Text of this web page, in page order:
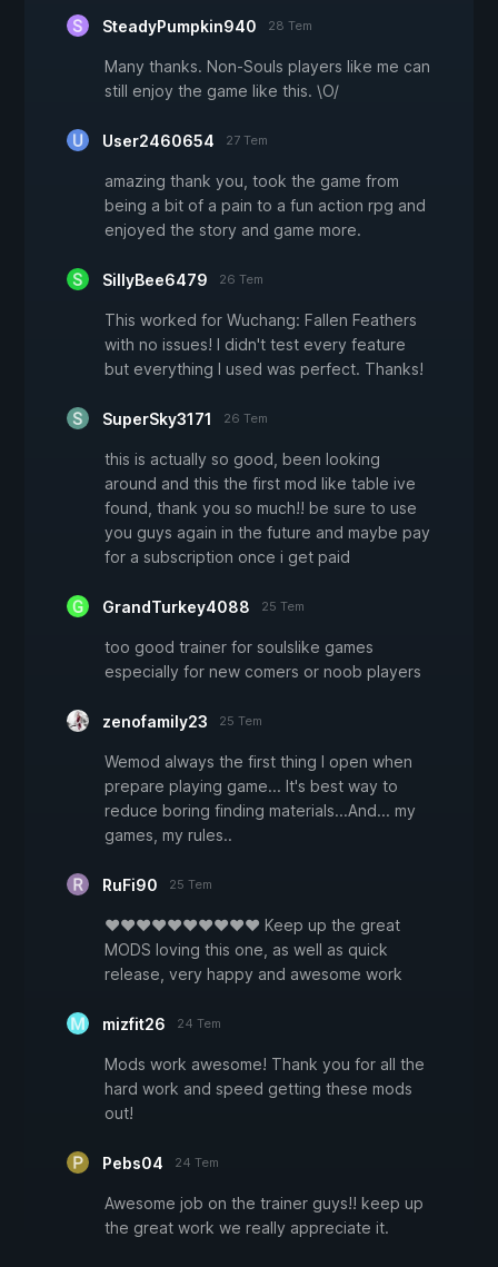
SteadyPumpkin940 28 Tem
Many thanks. Non-Souls players like me can
still enjoy the game like this. \O/
User2460654 27 Tem
amazing thank you, took the game from
being a bit of a pain to a fun action rpg and
enjoyed the story and game more.
SillyBee6479 26 Tem
This worked for Wuchang: Fallen Feathers
with no issues! I didn't test every feature
but everything I used was perfect. Thanks!
SuperSky3171 26 Tem
this is actually so good, been looking
around and this the first mod like table ive
found, thank you so much!! be sure to use
you guys again in the future and maybe pay
for a subscription once i get paid
GrandTurkey4088 25 Tem
too good trainer for soulslike games
especially for new comers or noob players
zenofamily23 25 Tem
Wemod always the first thing I open when
prepare playing game... It's best way to
reduce boring finding materials...And... my
games, my rules..
RuFi90 25 Tem
♥♥♥♥♥♥♥♥♥♥ Keep up the great
MODS loving this one, as well as quick
release, very happy and awesome work
mizfit26 24 Tem
Mods work awesome! Thank you for all the
hard work and speed getting these mods
out!
Pebs04 24 Tem
Awesome job on the trainer guys!! keep up
the great work we really appreciate it.